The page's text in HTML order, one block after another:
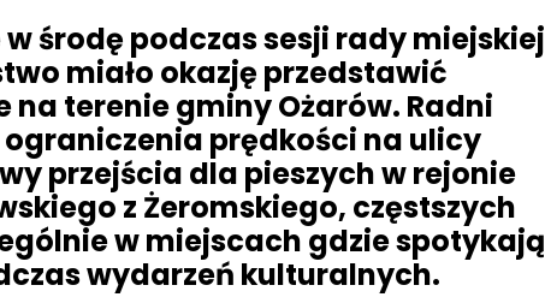
środę podczas sesji rady miejskiej
miało okazję przedstawić
terenie gminy Ożarów. Radni
ograniczenia prędkości na ulicy
przejścia dla pieszych w rejonie
z Żeromskiego, częstszych
w miejscach gdzie spotykają
wydarzeń kulturalnych.